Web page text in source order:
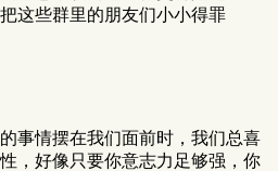
这些群里的朋友们小小得罪
事情摆在我们面前时，我们总喜
，好像只要你意志力足够强，你